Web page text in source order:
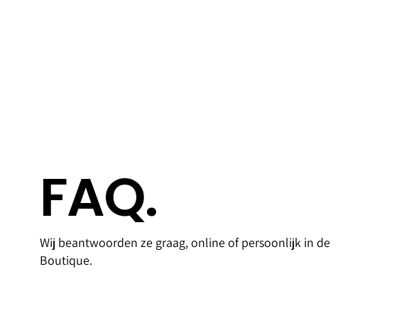
Access
oires
Goldfield &
Banks
FAQ.
Wij beantwoorden ze graag, online of persoonlijk in de
Boutique.